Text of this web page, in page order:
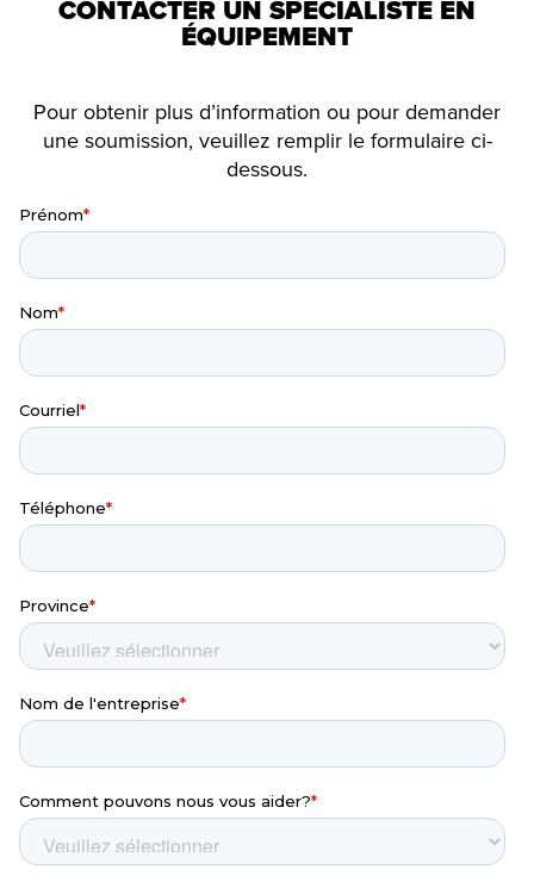
CONTACTER UN SPÉCIALISTE EN
ÉQUIPEMENT
Pour obtenir plus d’information ou pour demander
une soumission, veuillez remplir le formulaire ci-
dessous.